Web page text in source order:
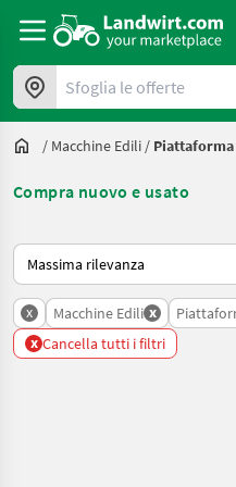
Sfoglia le offerte
/ Macchine Edili / Piattaforma
Compra nuovo e usato
Ecco come viene ordinato su
x Macchine Edili x
x Cancella tutti i filtri